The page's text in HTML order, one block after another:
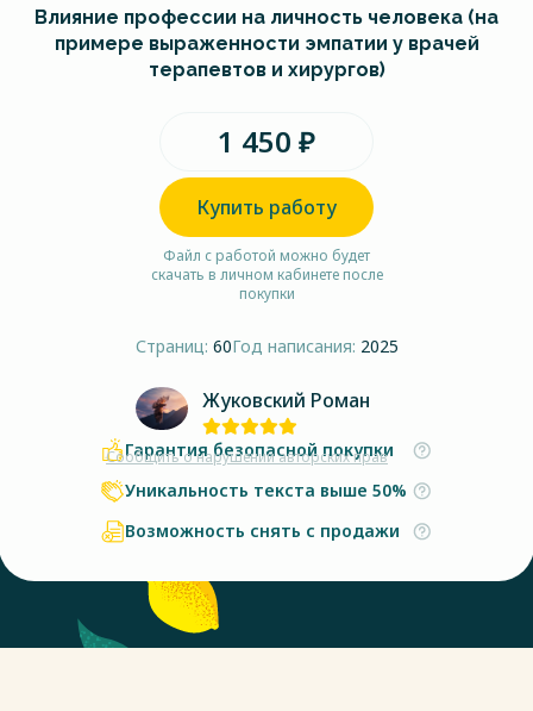
Влияние профессии на личность человека (на
примере выраженности эмпатии у врачей
терапевтов и хирургов)
1 450 ₽
Купить работу
Файл с работой можно будет
скачать в личном кабинете после
покупки
Страниц: 60Год написания: 2025
Жуковский Роман
Сообщить о нарушении авторских прав
Гарантия безопасной покупки
Уникальность текста выше 50%
Возможность снять с продажи